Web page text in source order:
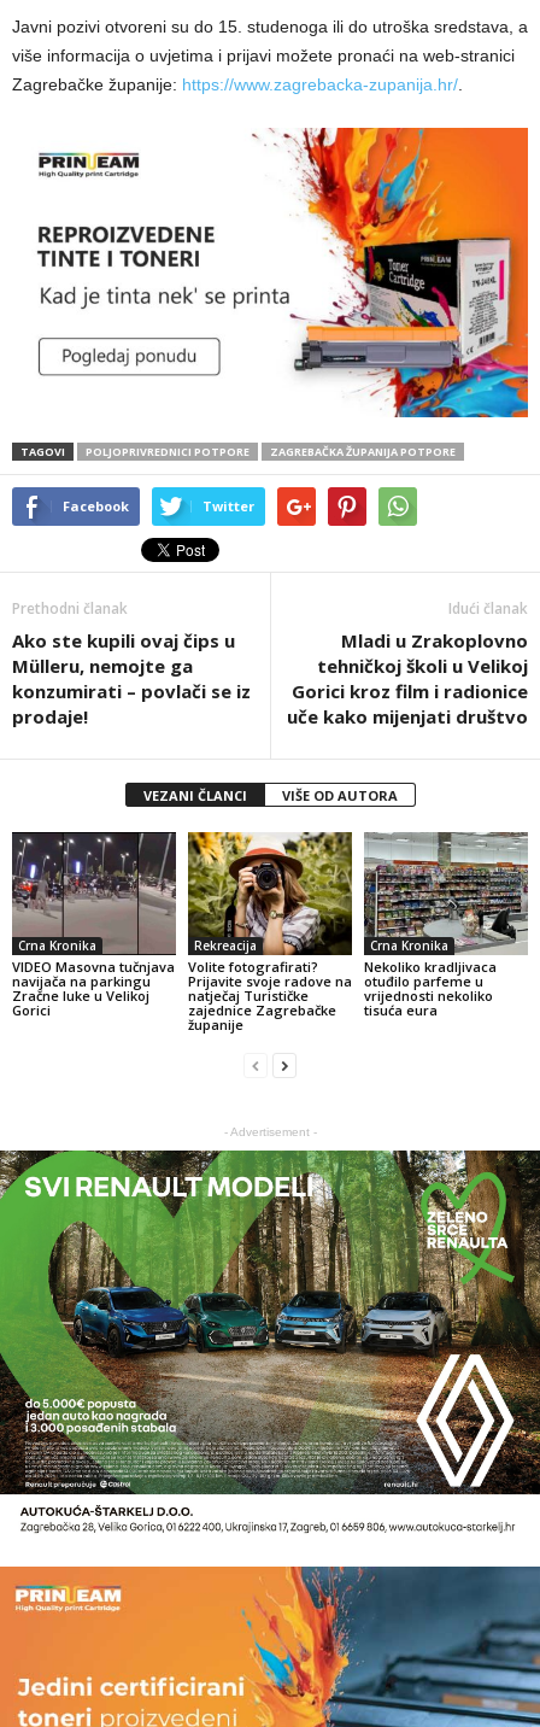
Javni pozivi otvoreni su do 15. studenoga ili do utroška sredstava, a
više informacija o uvjetima i prijavi možete pronaći na web-stranici
Zagrebačke županije: https://www.zagrebacka-zupanija.hr/
TAGOVI POLJOPRIVREDNICI POTPORE ZAGREBAČKA ŽUPANIJA POTPORE
Facebook Twitter
Prethodni članak
Ako ste kupili ovaj čips u
Mülleru, nemojte ga
konzumirati – povlači se iz
prodaje!
Idući članak
Mladi u Zrakoplovno
tehničkoj školi u Velikoj
Gorici kroz film i radionice
uče kako mijenjati društvo
VEZANI ČLANCI VIŠE OD AUTORA
Crna Kronika
VIDEO Masovna tučnjava
navijača na parkingu
Zračne luke u Velikoj
Gorici
Rekreacija
Volite fotografirati?
Prijavite svoje radove na
natječaj Turističke
zajednice Zagrebačke
županije
Crna Kronika
Nekoliko kradljivaca
otuđilo parfeme u
vrijednosti nekoliko
tisuća eura
- Advertisement -